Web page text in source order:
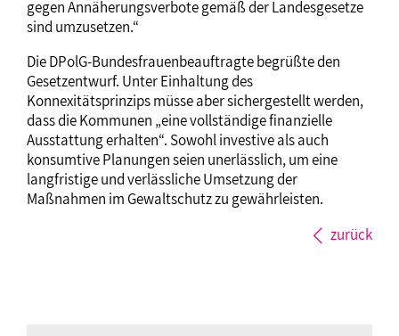
gegen Annäherungsverbote gemäß der Landesgesetze
sind umzusetzen.“
Die DPolG-Bundesfrauenbeauftragte begrüßte den
Gesetzentwurf. Unter Einhaltung des
Konnexitätsprinzips müsse aber sichergestellt werden,
dass die Kommunen „eine vollständige finanzielle
Ausstattung erhalten“. Sowohl investive als auch
konsumtive Planungen seien unerlässlich, um eine
langfristige und verlässliche Umsetzung der
Maßnahmen im Gewaltschutz zu gewährleisten.
zurück